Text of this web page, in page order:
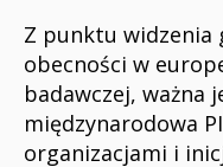
Z punktu widzenia
obecności w
badawczej, ważna
międzynarodowa
organizacjami i